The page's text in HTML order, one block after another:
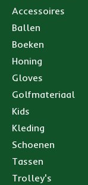
Accessoires
Ballen
Boeken
Honing
Gloves
Golfmateriaal
Kids
Kleding
Schoenen
Tassen
Trolley's